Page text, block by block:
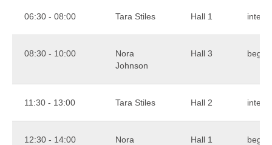
06:30 - 08:00 Tara Stiles Hall 1
08:30 - 10:00
Nora
Johnson
Hall 3
11:30 - 13:00 Tara Stiles Hall 2
12:30 - 14:00
Nora
Hall 1